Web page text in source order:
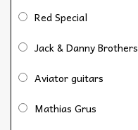
Red Special
Jack & Danny Brothers
Aviator guitars
Mathias Grus